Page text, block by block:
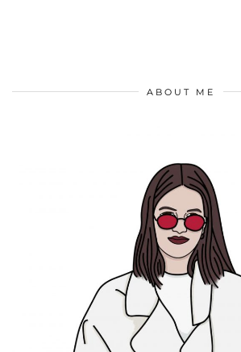
ABOUT ME